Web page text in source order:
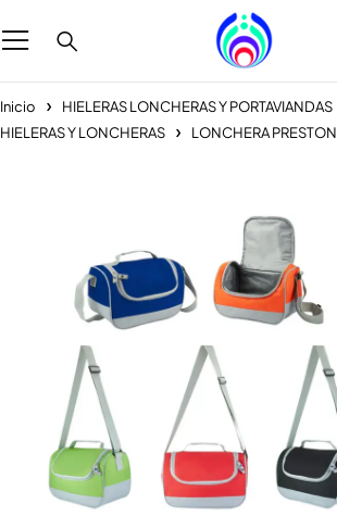
Inicio
HIELERAS LONCHERAS Y PORTAVIANDAS
HIELERAS Y LONCHERAS
LONCHERA PRESTON